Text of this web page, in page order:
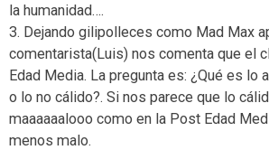
la humanidad….
3. Dejando gilipolleces como Mad Max
comentarista(Luis) nos comenta que el
Edad Media. La pregunta es: ¿Qué es lo
o lo no cálido?. Si nos parece que lo
maaaaaalooo como en la Post Edad
menos malo.